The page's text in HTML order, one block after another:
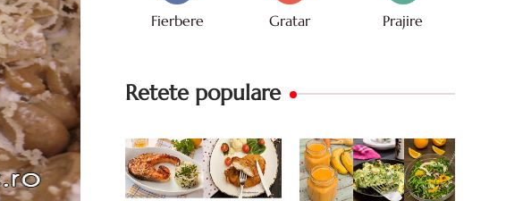
Fierbere Gratar Prajire
Retete populare